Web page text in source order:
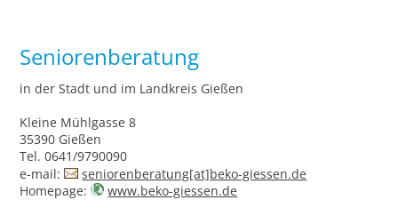
Seniorenberatung
in der Stadt und im Landkreis Gießen
Kleine Mühlgasse 8
35390 Gießen
Tel. 0641/9790090
e-mail:
seniorenberatung[at]beko-giessen.de
Homepage:
www.beko-giessen.de